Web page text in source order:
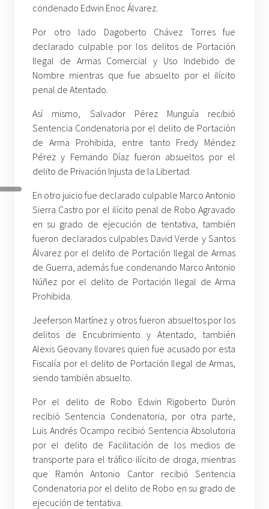
condenado Edwin Enoc Álvarez.
Por otro lado Dagoberto Chávez Torres fue
declarado culpable por los delitos de Portación
Ilegal de Armas Comercial y Uso Indebido de
Nombre mientras que fue absuelto por el ilícito
penal de Atentado.
Así mismo, Salvador Pérez Munguía recibió
Sentencia Condenatoria por el delito de Portación
de Arma Prohibida, entre tanto Fredy Méndez
Pérez y Fernando Díaz fueron absueltos por el
delito de Privación Injusta de la Libertad.
En otro juicio fue declarado culpable Marco Antonio
Sierra Castro por el ilícito penal de Robo Agravado
en su grado de ejecución de tentativa, también
fueron declarados culpables David Verde y Santos
Álvarez por el delito de Portación Ilegal de Armas
de Guerra, además fue condenando Marco Antonio
Núñez por el delito de Portación Ilegal de Arma
Prohibida.
Jeeferson Martínez y otros fueron absueltos por los
delitos de Encubrimiento y Atentado, también
Alexis Geovany Ilovares quien fue acusado por esta
Fiscalía por el delito de Portación Ilegal de Armas,
siendo también absuelto.
Por el delito de Robo Edwin Rigoberto Durón
recibió Sentencia Condenatoria, por otra parte,
Luis Andrés Ocampo recibió Sentencia Absolutoria
por el delito de Facilitación de los medios de
transporte para el tráfico ilícito de droga, mientras
que Ramón Antonio Cantor recibió Sentencia
Condenatoria por el delito de Robo en su grado de
ejecución de tentativa.